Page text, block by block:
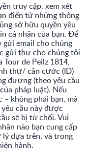
truy cập, xem xét
điển tử những thông
sở hữu quyền yêu
cá nhân của bạn. Để
gửi email cho chúng
gửi thư cho chúng tôi
Tour de Peilz 1814,
thư/ căn cước (ID)
đương (theo yêu cầu
pháp luật). Nếu
không phải bạn, mà
cầu này được
sẽ bị từ chối. Vui
nào bạn cung cấp
dựa trên, và trong
hành.